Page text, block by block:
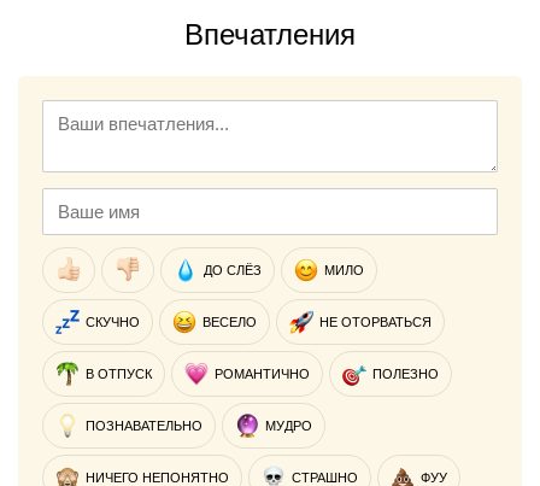
Впечатления
ДО СЛЁЗ МИЛО
СКУЧНО ВЕСЕЛО НЕ ОТОРВАТЬСЯ
В ОТПУСК РОМАНТИЧНО ПОЛЕЗНО
ПОЗНАВАТЕЛЬНО МУДРО
НИЧЕГО НЕПОНЯТНО СТРАШНО ФУУ